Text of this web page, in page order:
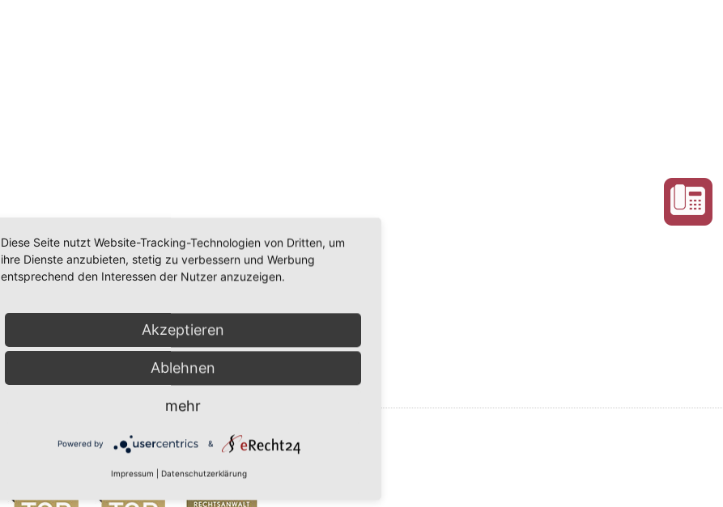
Diese Seite nutzt Website-Tracking-Technologien von Dritten, um
ihre Dienste anzubieten, stetig zu verbessern und Werbung
entsprechend den Interessen der Nutzer anzuzeigen.
Akzeptieren
Ablehnen
mehr
Powered by &
Impressum Datenschutzerklärung